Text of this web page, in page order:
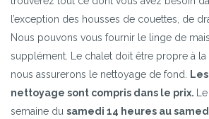
l’exception des housses de couettes, de
Nous pouvons vous fournir le linge de
supplément. Le chalet doit être propre à la
nous assurerons le nettoyage de fond.
nettoyage sont compris dans le prix.
semaine du samedi 14 heures au